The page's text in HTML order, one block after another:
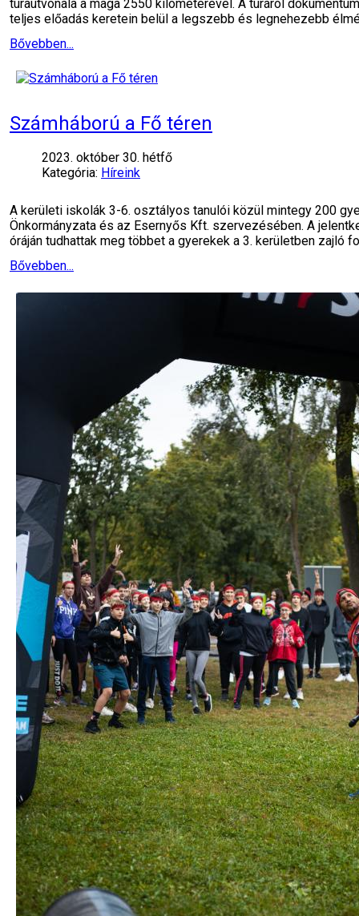
túraútvonala a maga 2550 kilométerével. A túráról
teljes előadás keretein belül a legszebb és legnehezebb
Bővebben...
Számháború a Fő téren
2023. október 30. hétfő
Kategória: Híreink
A kerületi iskolák 3-6. osztályos tanulói közül mintegy 200
Önkormányzata és az Esernyős Kft. szervezésében. A
óráján tudhattak meg többet a gyerekek a 3. kerületben zajló
Bővebben...